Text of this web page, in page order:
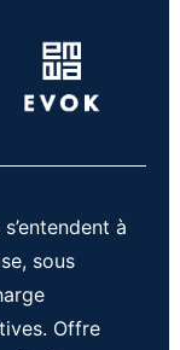
à
sous
Offre